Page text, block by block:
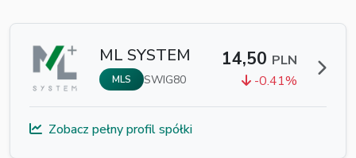
ML SYSTEM
MLS SWIG80
14,50 PLN
-0.41%
Zobacz pełny profil spółki